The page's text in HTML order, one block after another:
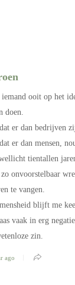
iemand ooit op het
doen.
er dan bedrijven
er dan mensen,
tientallen
zo onvoorstelbaar
te vangen.
blijft me
vaak in erg
zin.
ago